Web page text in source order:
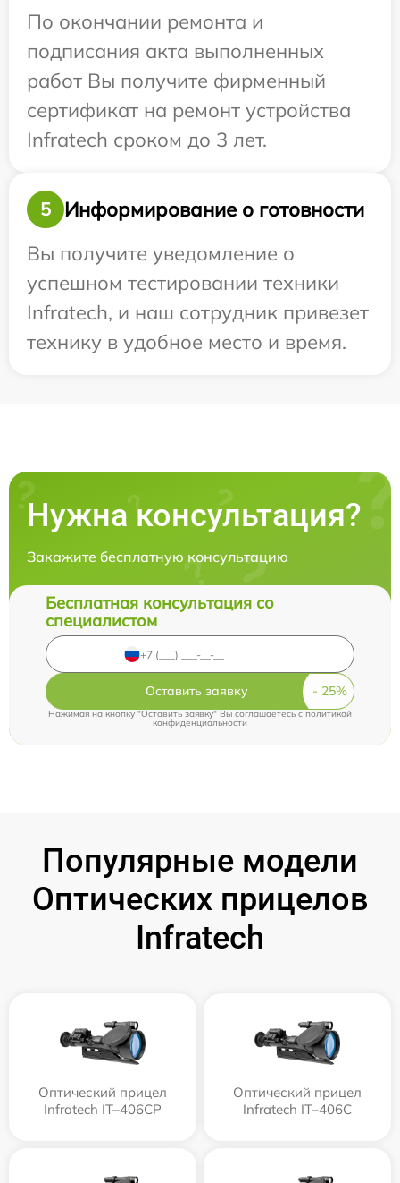
По окончании ремонта и
подписания акта выполненных
работ Вы получите фирменный
сертификат на ремонт устройства
Infratech сроком до 3 лет.
5
Информирование о готовности
Вы получите уведомление о
успешном тестировании техники
Infratech, и наш сотрудник привезет
технику в удобное место и время.
Нужна консультация?
Закажите бесплатную консультацию
Бесплатная консультация со
специалистом
Оставить заявку
Нажимая на кнопку "Оставить заявку" Вы соглашаетесь c политикой
конфиденциальности
Популярные модели
Оптических прицелов
Infratech
Оптический прицел
Infratech IT–406СP
Оптический прицел
Infratech IT–406С